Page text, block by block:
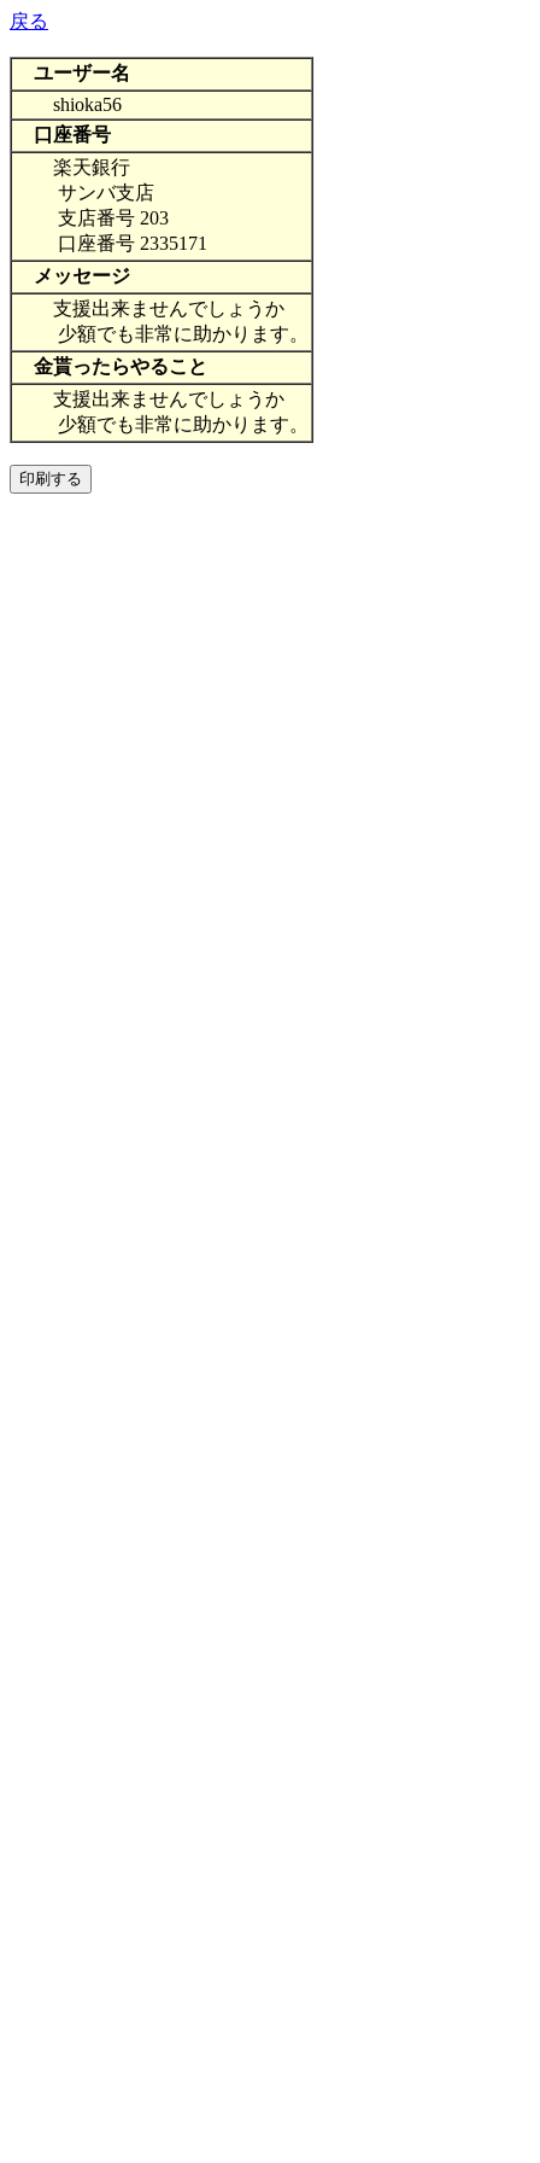
戻る
ユーザー名
shioka56
口座番号
楽天銀行
サンバ支店
支店番号 203
口座番号 2335171
メッセージ
支援出来ませんでしょうか
少額でも非常に助かります。
金貰ったらやること
支援出来ませんでしょうか
少額でも非常に助かります。